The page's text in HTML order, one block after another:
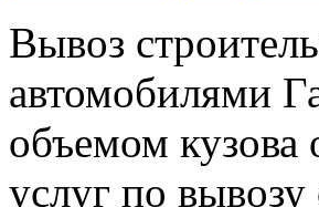
Вывоз
автомобилями
объемом кузова
услуг по